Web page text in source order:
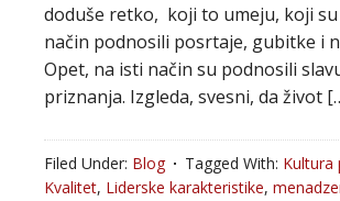
doduše retko, koji to umeju, koji
način podnosili posrtaje, gubitke i
Opet, na isti način su podnosili
priznanja. Izgleda, svesni, da život
Filed Under: Blog Tagged With: Kultura
Kvalitet, Liderske karakteristike,